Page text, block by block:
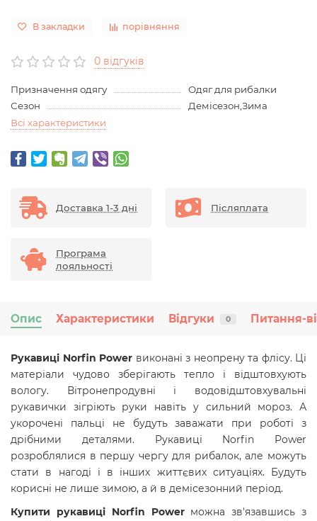
В закладки порівняння
0 відгуків
Призначення одягу
Одяг для рибалки
Сезон
Демісезон,Зима
Всі характеристики
Доставка 1-3 дні Післяплата
Програма
лояльності
Опис Характеристики Відгуки 0 Питання-
Рукавиці Norfin Power виконані з неопрену та флісу. Ці
матеріали чудово зберігають тепло і відштовхують
вологу. Вітронепродувні і водовідштовхувальні
рукавички зігріють руки навіть у сильний мороз. А
укорочені пальці не будуть заважати при роботі з
дрібними деталями. Рукавиці Norfin Power
розроблялися в першу чергу для рибалок, але можуть
стати в нагоді і в інших життєвих ситуаціях. Будуть
корисні не лише зимою, а й в демісезонний період.
Купити рукавиці Norfin Power можна зв'язавшись з